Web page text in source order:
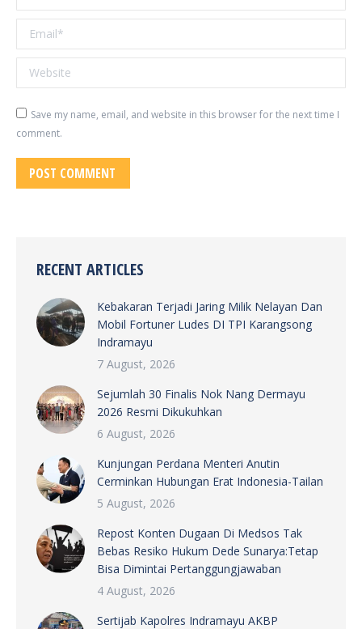
Email *
Website
Save my name, email, and website in this browser for the next time I
comment.
POST COMMENT
RECENT ARTICLES
Kebakaran Terjadi Jaring Milik Nelayan Dan
Mobil Fortuner Ludes DI TPI Karangsong
Indramayu
7 August, 2026
Sejumlah 30 Finalis Nok Nang Dermayu
2026 Resmi Dikukuhkan
6 August, 2026
Kunjungan Perdana Menteri Anutin
Cerminkan Hubungan Erat Indonesia-Tailan
5 August, 2026
Repost Konten Dugaan Di Medsos Tak
Bebas Resiko Hukum Dede Sunarya:Tetap
Bisa Dimintai Pertanggungjawaban
4 August, 2026
Sertijab Kapolres Indramayu AKBP